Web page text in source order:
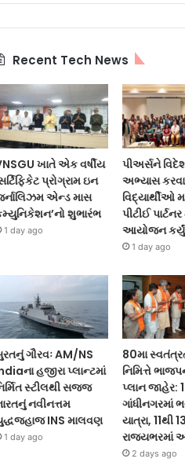
Recent Tech News
ખાતે એક વર્ષીય
પ્રોગ્રામ ઇન
એન્ડ માસ
શુભારંભ
1 day ago
પીઅર્સને
અભ્યાસ
વિદ્યાર્થીઓ
પીટીઈ
આયોજન કર્યું
1 day ago
ગૌરવઃ AM/NS
હજીરા પ્લાન્ટમાં
સ્ટીલથી સજ્જ
નવીનત્તમ
INS માલવણ
1 day ago
80મા
નિમિત્તે
પ્લાન
ગાંધીનગરમાં
યાત્રા,
રાજ્યભરમાં
2 days ago